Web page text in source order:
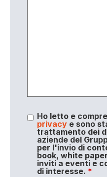
Ho letto e
privacye sono
trattamento dei
aziende del
per l'invio di
book, white
inviti a eventi e
di interesse. *